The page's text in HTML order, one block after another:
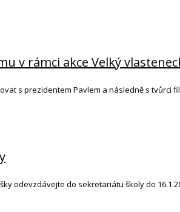
v rámci akce Velký
s prezidentem Pavlem a následně s tvůrci
odevzdávejte do sekretariátu školy do